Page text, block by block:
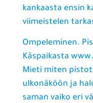
kankaasta ensin
viimeistelen
Ompeleminen.
Käspaikasta
Mieti miten
ulkonäköön ja
saman vaiko eri